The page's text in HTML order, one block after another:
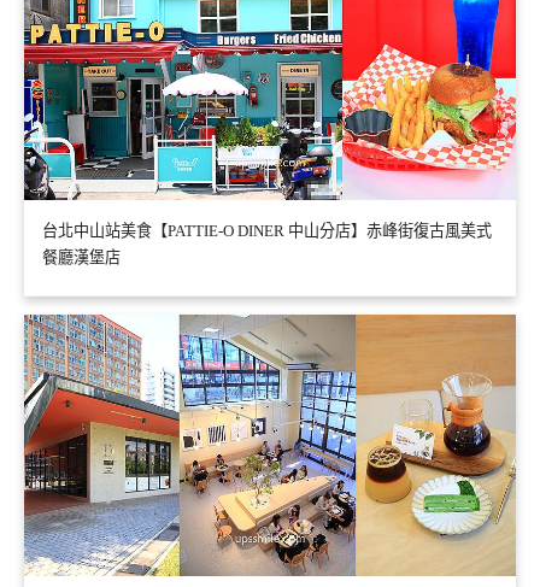
台北中山站美食【PATTIE-O DINER 中山分店】赤峰街復古風美式
餐廳漢堡店